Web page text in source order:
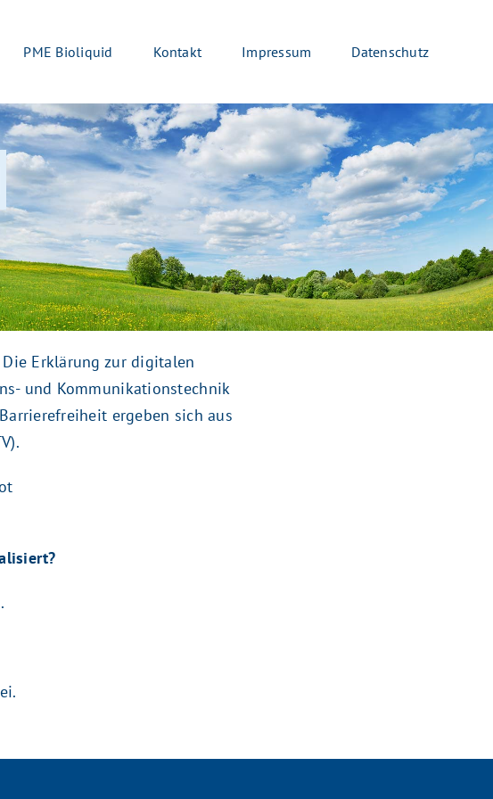
PME Bioliquid Kontakt Impressum Datenschutz
Erklärung zur digitalen
und Kommunikationstechnik
ergeben sich aus